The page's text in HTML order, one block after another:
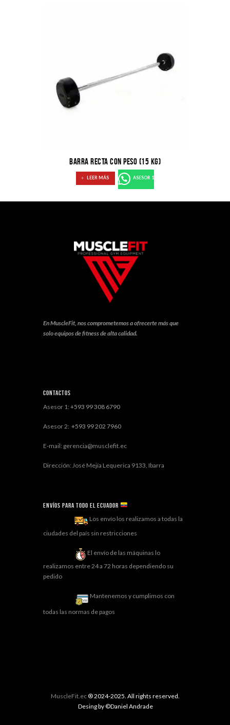
BARRA RECTA CON PESO (15 KG)
LEER MÁS ASESOR 1
En MuscleFit, nos comprometemos a ofrecerte más que
solo equipos de fitness de alta calidad.
Contactos
Asesor 1: +593 99 308 6790
Asesor 2: +593 99 202 7960
E-mail: gerencia@musclefit.ec
Dirección: José Mejía Lequerica 9133, Ibarra
Envíos para todo el ECUADOR
Los envío los realizamos a todas la
ciudades del país sin restricciones
El envío de las máquinas lo
realizamos entre 24 a 72 horas dependiendo su
pedido
Mantenemos y cumplimos con
todas las normas de pagos
MuscleFit.ec® 2024-2025. All rights reserved.
Desing by ©Daniel Andrade